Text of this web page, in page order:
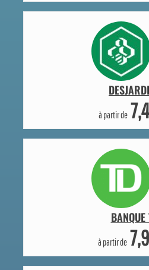
à partir de
BANQUE
à partir de